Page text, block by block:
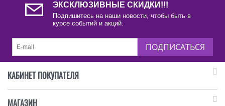
ЭКСКЛЮЗИВНЫЕ СКИДКИ!!!
Подпишитесь на наши новости, чтобы быть в
курсе событий и акций.
ПОДПИСАТЬСЯ
КАБИНЕТ ПОКУПАТЕЛЯ
МАГАЗИН